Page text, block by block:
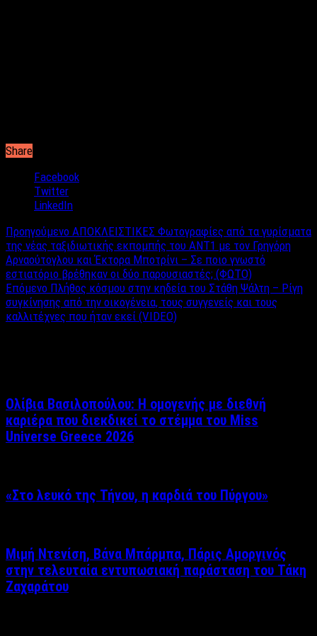
Share
Facebook
Twitter
LinkedIn
Προηγούμενο ΑΠΟΚΛΕΙΣΤΙΚΕΣ Φωτογραφίες από τα γυρίσματα
της νέας ταξιδιωτικής εκπομπής του ANT1 με τον Γρηγόρη
Αρναούτογλου και Έκτορα Μποτρίνι – Σε ποιο γνωστό
εστιατόριο βρέθηκαν οι δύο παρουσιαστές; (ΦΩΤΟ)
Επόμενο Πλήθος κόσμου στην κηδεία του Στάθη Ψάλτη – Ρίγη
συγκίνησης από την οικογένεια, τους συγγενείς και τους
καλλιτέχνες που ήταν εκεί (VIDEO)
Ολίβια Βασιλοπούλου: Η ομογενής με διεθνή
καριέρα που διεκδικεί το στέμμα του Miss
Universe Greece 2026
«Στο λευκό της Τήνου, η καρδιά του Πύργου»
Μιμή Ντενίση, Βάνα Μπάρμπα, Πάρις Αμοργινός
στην τελευταία εντυπωσιακή παράσταση του Τάκη
Ζαχαράτου